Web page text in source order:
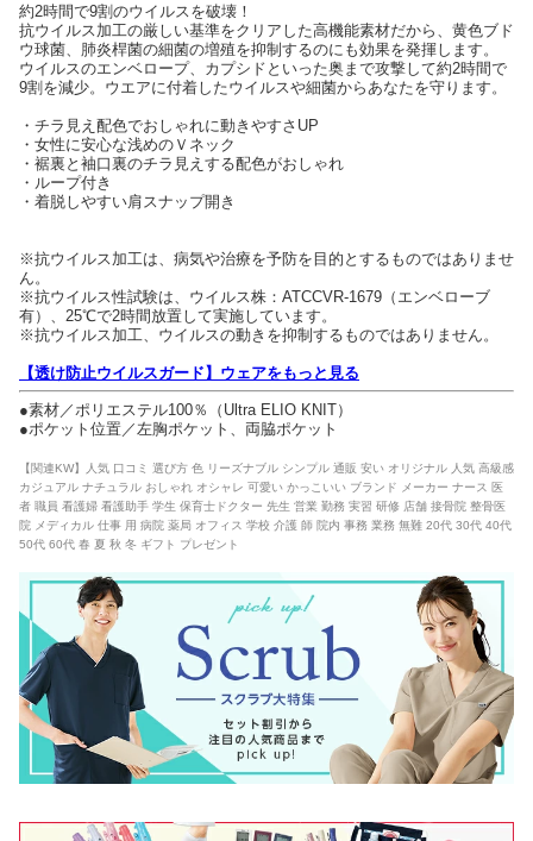
約2時間で9割のウイルスを破壊！
抗ウイルス加工の厳しい基準をクリアした高機能素材だから、黄色ブド
ウ球菌、肺炎桿菌の細菌の増殖を抑制するのにも効果を発揮します。
ウイルスのエンベロープ、カプシドといった奥まで攻撃して約2時間で
9割を減少。ウエアに付着したウイルスや細菌からあなたを守ります。
・チラ見え配色でおしゃれに動きやすさUP
・女性に安心な浅めのＶネック
・裾裏と袖口裏のチラ見えする配色がおしゃれ
・ループ付き
・着脱しやすい肩スナップ開き
※抗ウイルス加工は、病気や治療を予防を目的とするものではありませ
ん。
※抗ウイルス性試験は、ウイルス株：ATCCVR-1679（エンベローブ
有）、25℃で2時間放置して実施しています。
※抗ウイルス加工、ウイルスの動きを抑制するものではありません。
【透け防止ウイルスガード】ウェアをもっと見る
●素材／ポリエステル100％（Ultra ELIO KNIT）
●ポケット位置／左胸ポケット、両脇ポケット
【関連KW】人気 口コミ 選び方 色 リーズナブル シンプル 通販 安い オリジナル 人気 高級感
カジュアル ナチュラル おしゃれ オシャレ 可愛い かっこいい ブランド メーカー ナース 医
者 職員 看護婦 看護助手 学生 保育士ドクター 先生 営業 勤務 実習 研修 店舗 接骨院 整骨医
院 メディカル 仕事 用 病院 薬局 オフィス 学校 介護 師 院内 事務 業務 無難 20代 30代 40代
50代 60代 春 夏 秋 冬 ギフト プレゼント